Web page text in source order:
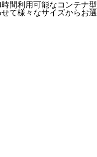
間利用可能なコンテナ型
て様々なサイズからお選